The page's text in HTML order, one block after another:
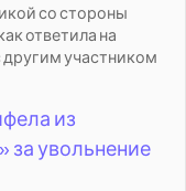
со стороны
ответила на
другим участником
из
увольнение